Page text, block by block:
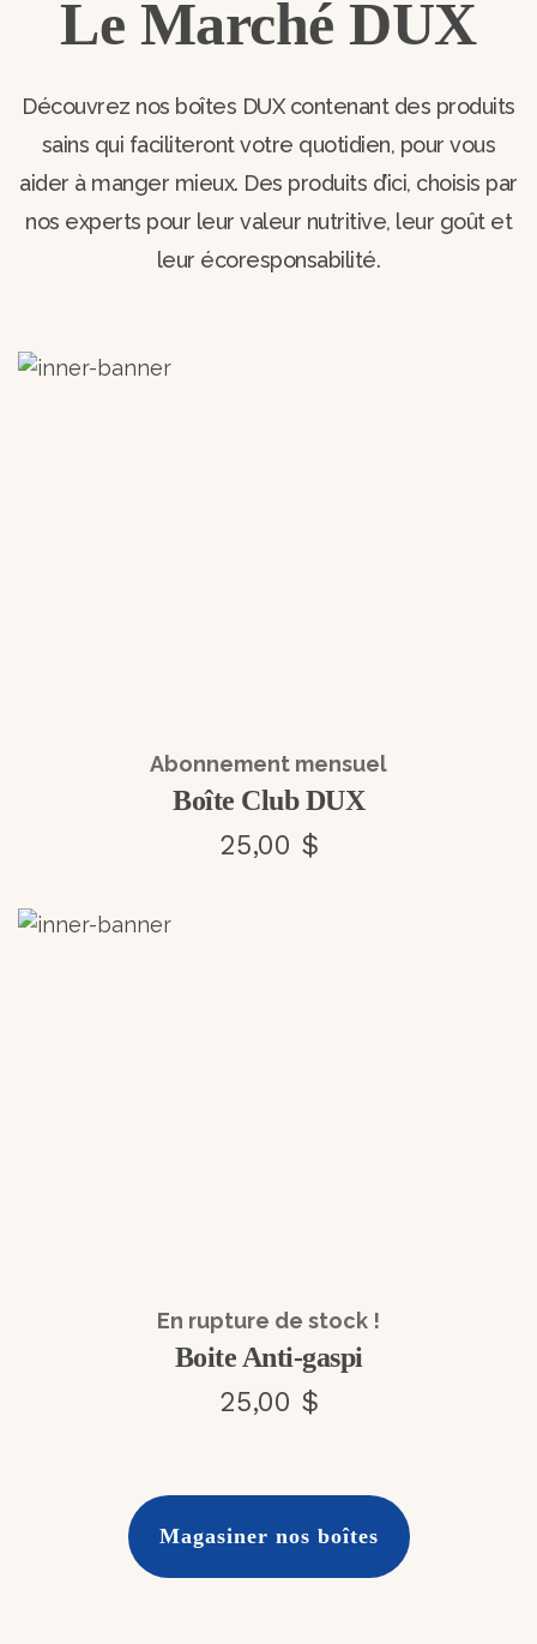
Le Marché DUX
Découvrez nos boîtes DUX contenant des produits
sains qui faciliteront votre quotidien, pour vous
aider à manger mieux. Des produits d’ici, choisis par
nos experts pour leur valeur nutritive, leur goût et
leur écoresponsabilité.
Abonnement mensuel
Boîte Club DUX
25,00 $
En rupture de stock !
Boite Anti-gaspi
25,00 $
Magasiner nos boîtes